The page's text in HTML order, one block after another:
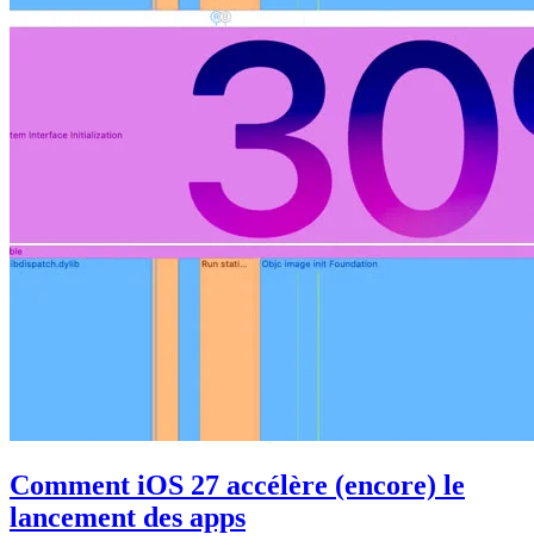
Comment iOS 27 accélère (encore) le
lancement des apps